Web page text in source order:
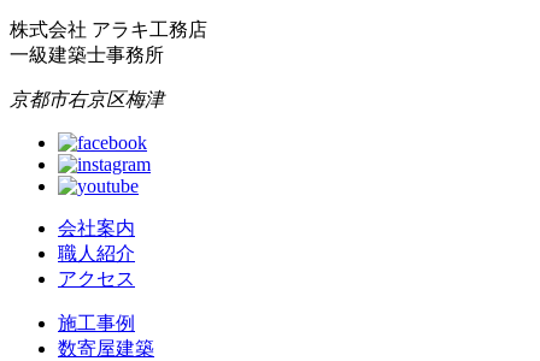
株式会社 アラキ工務店
一級建築士事務所
京都市右京区梅津
会社案内
職人紹介
アクセス
施工事例
数寄屋建築